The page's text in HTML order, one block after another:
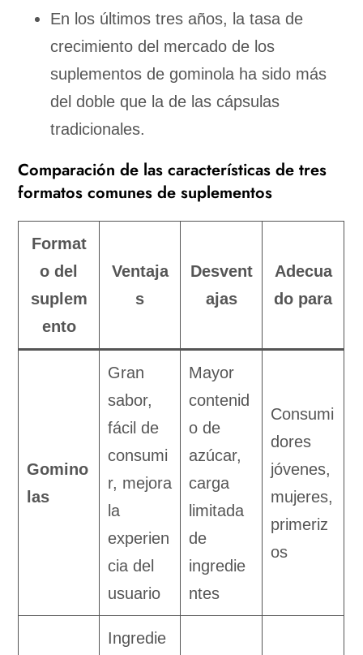
En los últimos tres años, la tasa de
crecimiento del mercado de los
suplementos de gominola ha sido más
del doble que la de las cápsulas
tradicionales.
Comparación de las características de tres
formatos comunes de suplementos
Format
o del
suplem
ento
Ventaja
s
Desvent
ajas
Adecua
do para
Gomino
las
Gran
sabor,
fácil de
consumi
r, mejora
la
experien
cia del
usuario
Mayor
contenid
o de
azúcar,
carga
limitada
de
ingredie
ntes
Consumi
dores
jóvenes,
mujeres,
primeriz
os
Ingredie